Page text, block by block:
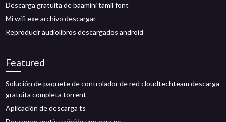
Descarga gratuita de baamini tamil font
Mi wifi exe archivo descargar
Reproducir audiolibros descargados android
Featured
Solución de paquete de controlador de red cloudtechteam descarga
gratuita completa torrent
Aplicación de descarga ts